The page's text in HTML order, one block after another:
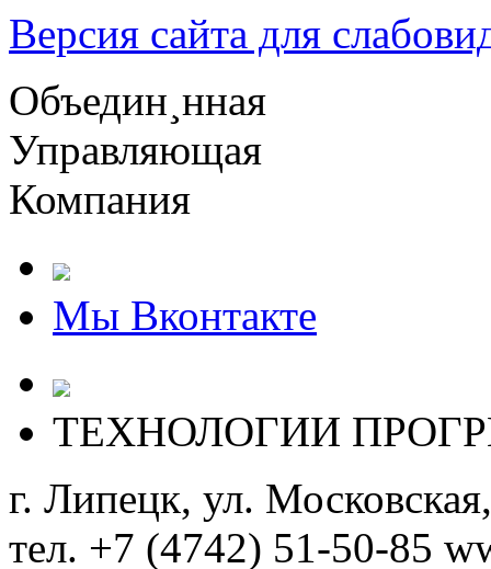
Версия сайта для
Объедин¸нная
Управляющая
Компания
Мы Вконтакте
ТЕХНОЛОГИИ
г. Липецк, ул.
тел. +7 (4742) 51-50-85